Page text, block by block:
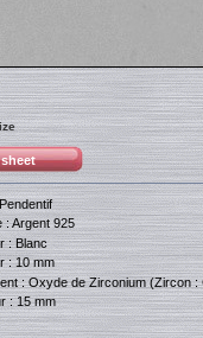
Pendentif
:Argent 925
:Blanc
:10 mm
:Oxyde de Zirconium (Zircon :
:15 mm